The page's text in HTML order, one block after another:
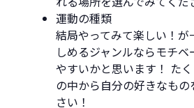
運動の種類
結局やってみて楽しい！が
しめるジャンルならモチ
やすいかと思います！ た
の中から自分の好きなも
さい！